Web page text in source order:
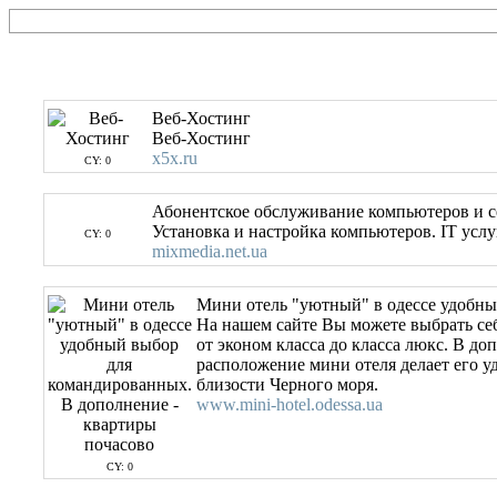
CY: 0
Веб-Хостинг
Веб-Хостинг
x5x.ru
CY: 0
Абонентское обслуживание компьютеров и
Установка и настройка компьютеров. IT
mixmedia.net.ua
CY: 0
Мини отель "уютный" в одессе
На нашем сайте Вы можете выбрать
от эконом класса до класса люкс. В
расположение мини отеля делает его
близости Черного моря.
www.mini-hotel.odessa.ua